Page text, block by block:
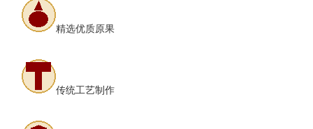
精选优质原果
传统工艺制作